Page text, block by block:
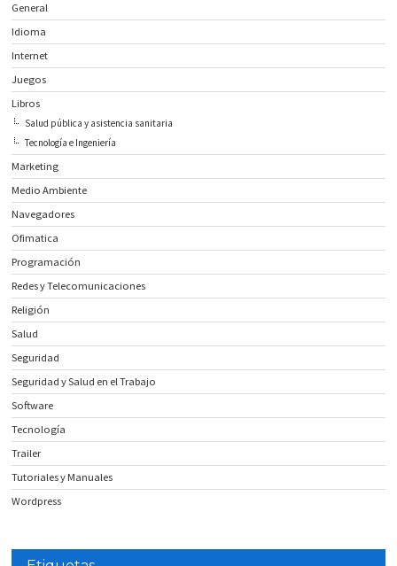
General
Idioma
Internet
Juegos
Libros
Salud pública y asistencia sanitaria
Tecnología e Ingeniería
Marketing
Medio Ambiente
Navegadores
Ofimatica
Programación
Redes y Telecomunicaciones
Religión
Salud
Seguridad
Seguridad y Salud en el Trabajo
Software
Tecnología
Trailer
Tutoriales y Manuales
Wordpress